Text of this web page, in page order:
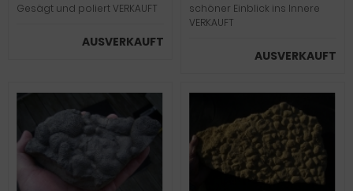
Gesägt und poliert VERKAUFT
AUSVERKAUFT
schöner Einblick ins Innere
VERKAUFT
AUSVERKAUFT